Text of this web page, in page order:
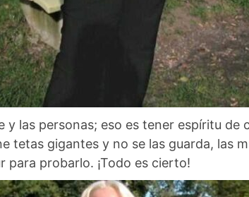
y las personas; eso es tener espíritu de
tetas gigantes y no se las guarda, las
para probarlo. ¡Todo es cierto!